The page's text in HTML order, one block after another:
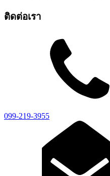
ติดต่อเรา
099-219-3955